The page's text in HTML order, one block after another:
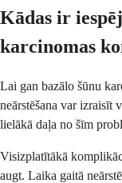
Kādas ir
karcinomas
Lai gan bazālo šūnu
neārstēšana var izraisīt
lielākā daļa no šīm
Visizplatītākā
augt. Laika gaitā